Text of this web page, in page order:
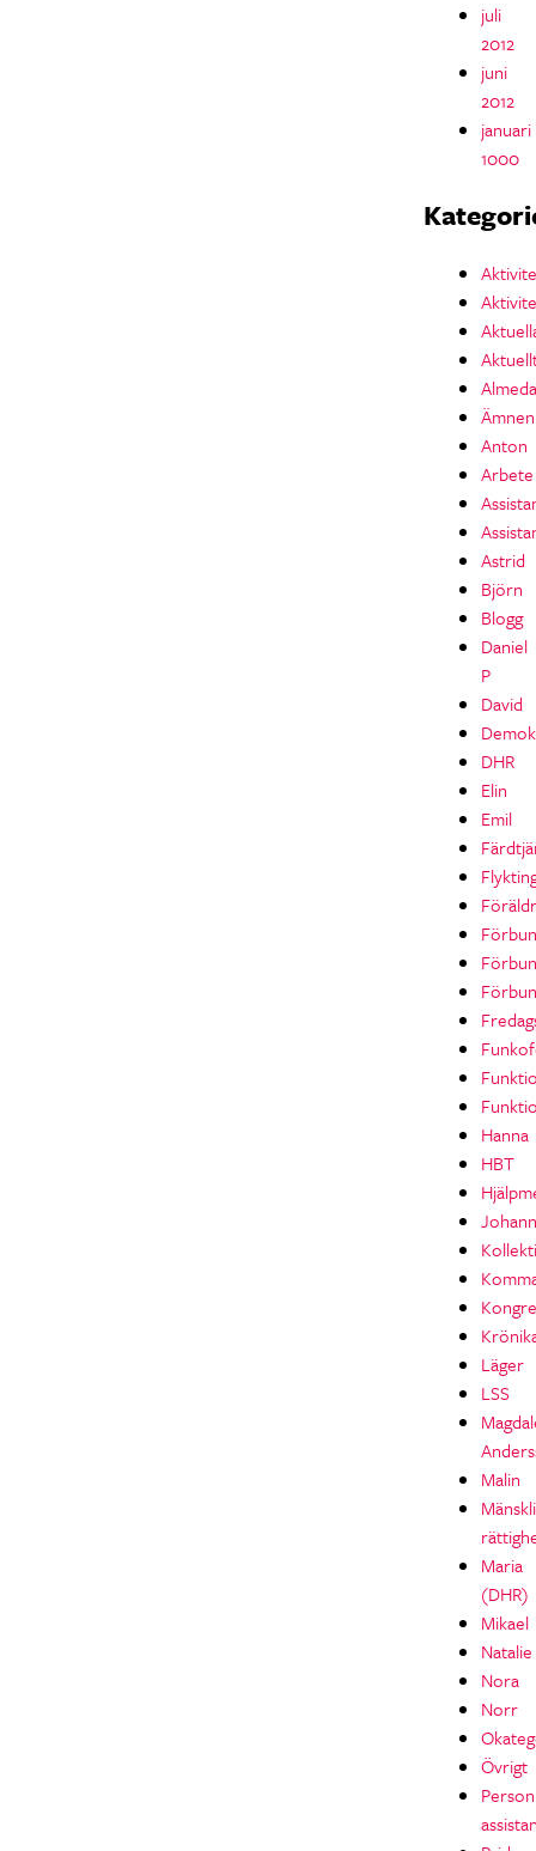
juli
2012
juni
2012
januari
1000
Ämnen
Anton
Arbete
Astrid
Björn
Blogg
Daniel
P
David
DHR
Elin
Emil
Hanna
HBT
Läger
LSS
Malin
Maria
(DHR)
Mikael
Natalie
Nora
Norr
Övrigt